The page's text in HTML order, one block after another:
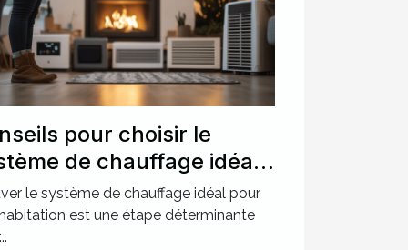
pour choisir le
de chauffage idéal
votre maison
le système de chauffage idéal pour
est une étape déterminante